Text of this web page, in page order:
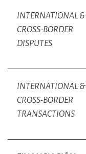
INTERNATIONAL &
CROSS-BORDER
DISPUTES
INTERNATIONAL &
CROSS-BORDER
TRANSACTIONS